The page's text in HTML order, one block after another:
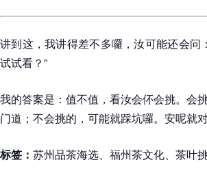
讲到这，我讲得差不多囉，汝可能还会
试试看？”
我的答案是：值不值，看汝会伓会挑。会
门道；不会挑的，可能就踩坑囉。安呢就
标签： 苏州品茶海选、福州茶文化、茶叶